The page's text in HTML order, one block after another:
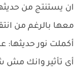
ان يستنتج من
معها بالرغم من
أكملت نور حديثها:
أى تأثير وانك مش